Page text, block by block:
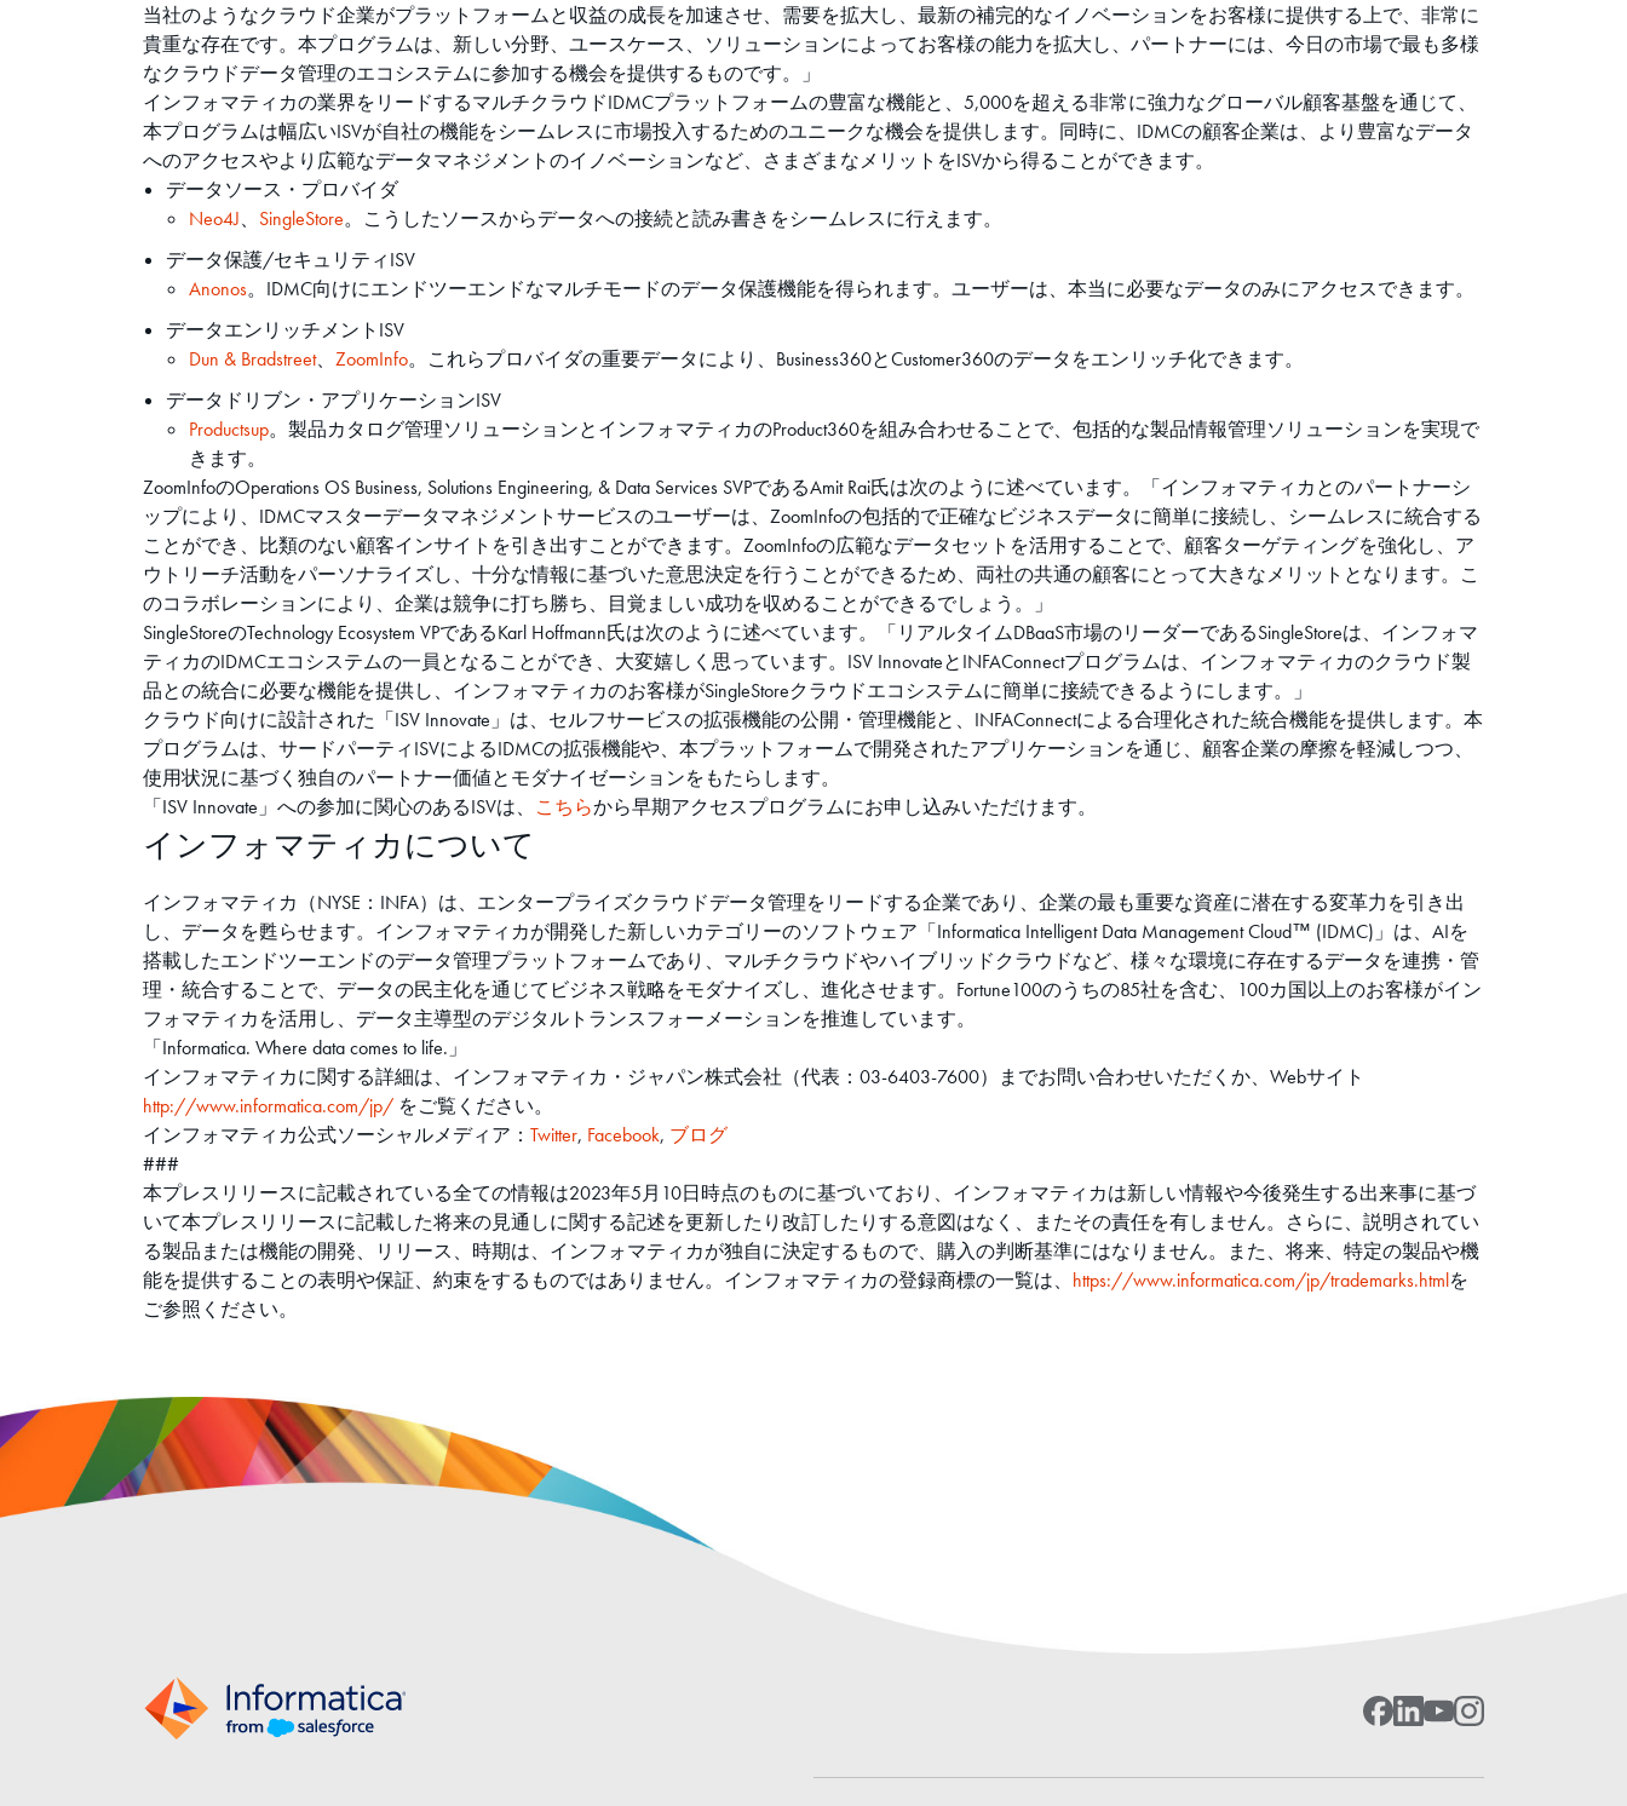
当社のようなクラウド企業がプラットフォームと収益の成長を加速させ、需要を拡大し、最新の補完的なイノベーションをお客様に提供する上で、非常に
貴重な存在です。本プログラムは、新しい分野、ユースケース、ソリューションによってお客様の能力を拡大し、パートナーには、今日の市場で最も多様
なクラウドデータ管理のエコシステムに参加する機会を提供するものです。」
インフォマティカの業界をリードするマルチクラウドIDMCプラットフォームの豊富な機能と、5,000を超える非常に強力なグローバル顧客基盤を通じて、
本プログラムは幅広いISVが自社の機能をシームレスに市場投入するためのユニークな機会を提供します。同時に、IDMCの顧客企業は、より豊富なデータ
へのアクセスやより広範なデータマネジメントのイノベーションなど、さまざまなメリットをISVから得ることができます。
データソース・プロバイダ
Neo4J、 SingleStore。こうしたソースからデータへの接続と読み書きをシームレスに行えます。
データ保護/セキュリティISV
Anonos。IDMC向けにエンドツーエンドなマルチモードのデータ保護機能を得られます。ユーザーは、本当に必要なデータのみにアクセスできます。
データエンリッチメントISV
Dun & Bradstreet、 ZoomInfo。これらプロバイダの重要データにより、Business360とCustomer360のデータをエンリッチ化できます。
データドリブン・アプリケーションISV
Productsup。製品カタログ管理ソリューションとインフォマティカのProduct360を組み合わせることで、包括的な製品情報管理ソリューションを実現で
きます。
ZoomInfoのOperations OS Business, Solutions Engineering, & Data Services SVPであるAmit Rai氏は次のように述べています。「インフォマティカとのパートナーシ
ップにより、IDMCマスターデータマネジメントサービスのユーザーは、ZoomInfoの包括的で正確なビジネスデータに簡単に接続し、シームレスに統合する
ことができ、比類のない顧客インサイトを引き出すことができます。ZoomInfoの広範なデータセットを活用することで、顧客ターゲティングを強化し、ア
ウトリーチ活動をパーソナライズし、十分な情報に基づいた意思決定を行うことができるため、両社の共通の顧客にとって大きなメリットとなります。こ
のコラボレーションにより、企業は競争に打ち勝ち、目覚ましい成功を収めることができるでしょう。」
SingleStoreのTechnology Ecosystem VPであるKarl Hoffmann氏は次のように述べています。「リアルタイムDBaaS市場のリーダーであるSingleStoreは、インフォマ
ティカのIDMCエコシステムの一員となることができ、大変嬉しく思っています。ISV InnovateとINFAConnectプログラムは、インフォマティカのクラウド製
品との統合に必要な機能を提供し、インフォマティカのお客様がSingleStoreクラウドエコシステムに簡単に接続できるようにします。」
クラウド向けに設計された「ISV Innovate」は、セルフサービスの拡張機能の公開・管理機能と、INFAConnectによる合理化された統合機能を提供します。本
プログラムは、サードパーティISVによるIDMCの拡張機能や、本プラットフォームで開発されたアプリケーションを通じ、顧客企業の摩擦を軽減しつつ、
使用状況に基づく独自のパートナー価値とモダナイゼーションをもたらします。
「ISV Innovate」への参加に関心のあるISVは、 こちらから早期アクセスプログラムにお申し込みいただけます。
インフォマティカについて
インフォマティカ（NYSE：INFA）は、エンタープライズクラウドデータ管理をリードする企業であり、企業の最も重要な資産に潜在する変革力を引き出
し、データを甦らせます。インフォマティカが開発した新しいカテゴリーのソフトウェア「Informatica Intelligent Data Management Cloud™ (IDMC)」は、AIを
搭載したエンドツーエンドのデータ管理プラットフォームであり、マルチクラウドやハイブリッドクラウドなど、様々な環境に存在するデータを連携・管
理・統合することで、データの民主化を通じてビジネス戦略をモダナイズし、進化させます。Fortune100のうちの85社を含む、100カ国以上のお客様がイン
フォマティカを活用し、データ主導型のデジタルトランスフォーメーションを推進しています。
「Informatica. Where data comes to life.」
インフォマティカに関する詳細は、インフォマティカ・ジャパン株式会社（代表：03-6403-7600）までお問い合わせいただくか、Webサイト
http://www.informatica.com/jp/ をご覧ください。
インフォマティカ公式ソーシャルメディア： Twitter, Facebook, ブログ
###
本プレスリリースに記載されている全ての情報は2023年5月10日時点のものに基づいており、インフォマティカは新しい情報や今後発生する出来事に基づ
いて本プレスリリースに記載した将来の見通しに関する記述を更新したり改訂したりする意図はなく、またその責任を有しません。さらに、説明されてい
る製品または機能の開発、リリース、時期は、インフォマティカが独自に決定するもので、購入の判断基準にはなりません。また、将来、特定の製品や機
能を提供することの表明や保証、約束をするものではありません。インフォマティカの登録商標の一覧は、 https://www.informatica.com/jp/trademarks.htmlを
ご参照ください。